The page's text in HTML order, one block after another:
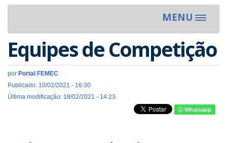
MENU
Toggle
Equipes de Competição
por Portal FEMEC
Publicado: 10/02/2021 - 16:30
Última modificação: 18/02/2021 - 14:23
Whatsapp